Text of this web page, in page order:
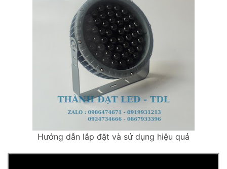
Hướng dẫn lắp đặt và sử dụng hiệu quả